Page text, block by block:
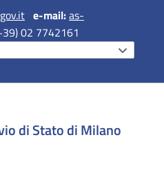
e-mail:as-
02 7742161
di Stato di Milano